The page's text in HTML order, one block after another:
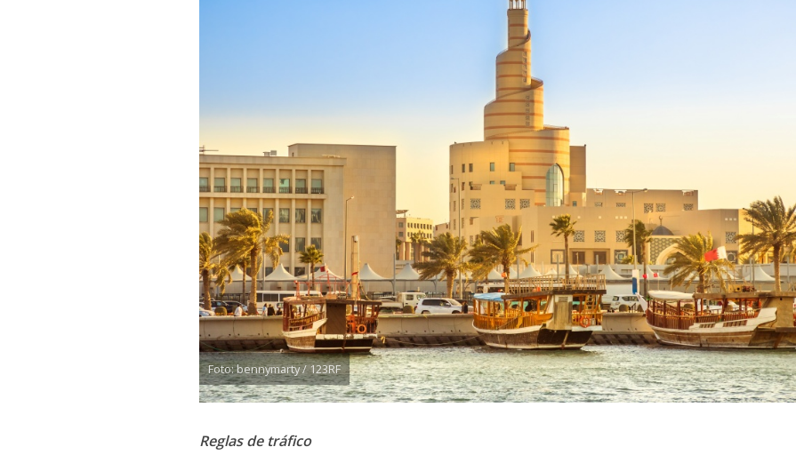
Foto: bennymarty / 123RF
Reglas de tráfico